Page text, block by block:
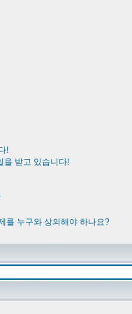
!
을 받고 있습니다!
를 누구와 상의해야 하나요?